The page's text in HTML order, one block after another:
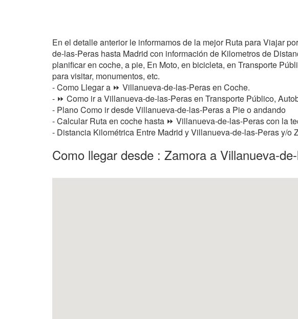
En el detalle anterior le informamos de la mejor Ruta para Viajar
de-las-Peras hasta Madrid con información de Kilometros de
planificar en coche, a pie, En Moto, en bicicleta, en Transporte
para visitar, monumentos, etc.
- Como Llegar a ⏩ Villanueva-de-las-Peras en Coche.
- ⏩ Como ir a Villanueva-de-las-Peras en Transporte Público,
- Plano Como ir desde Villanueva-de-las-Peras a Pie o andando
- Calcular Ruta en coche hasta ⏩ Villanueva-de-las-Peras con la
- Distancia Kilométrica Entre Madrid y Villanueva-de-las-Peras y/o
Como llegar desde : Zamora a Villanueva-